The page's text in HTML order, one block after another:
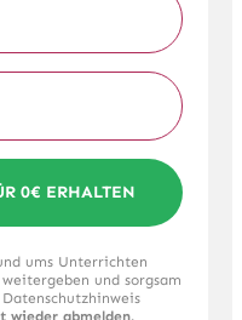
0€ ERHALTEN
ums Unterrichten
und sorgsam
wieder abmelden.